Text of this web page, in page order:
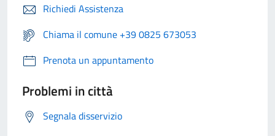
Richiedi Assistenza
Chiama il comune +39 0825 673053
Prenota un appuntamento
Problemi in città
Segnala disservizio